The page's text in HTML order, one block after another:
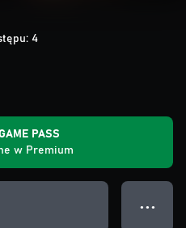
4
PASS
w Premium
● ● ●